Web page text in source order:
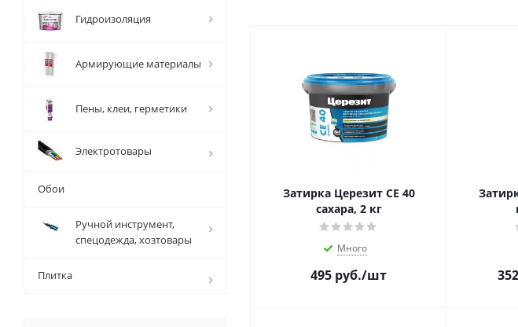
Затирка Церезит CE 40
сахара, 2 кг
Много
495 руб./шт
Гидроизоляция
Армирующие материалы
Пены, клеи, герметики
Электротовары
Обои
Ручной инструмент,
спецодежда, хозтовары
Плитка